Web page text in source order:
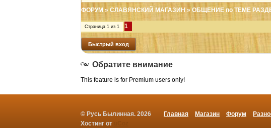
ФОРУМ » СЛАВЯНСКИЙ МАГАЗИН » ОБЩЕНИЕ по ТЕМЕ
Страница 1 из 1 1
Обратите внимание
This feature is for Premium users only!
© Русь Былинная. 2026 Главная Магазин Форум
Хостинг от